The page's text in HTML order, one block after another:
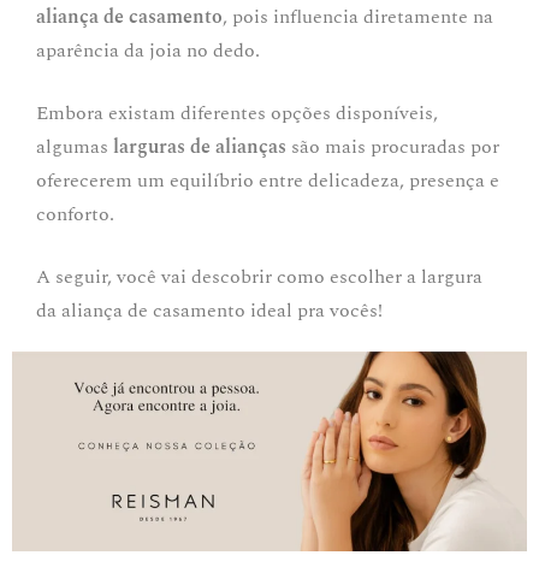
aliança de casamento, pois influencia diretamente na
aparência da joia no dedo.
Embora existam diferentes opções disponíveis,
algumas larguras de alianças são mais procuradas por
oferecerem um equilíbrio entre delicadeza, presença e
conforto.
A seguir, você vai descobrir como escolher a largura
da aliança de casamento ideal pra vocês!